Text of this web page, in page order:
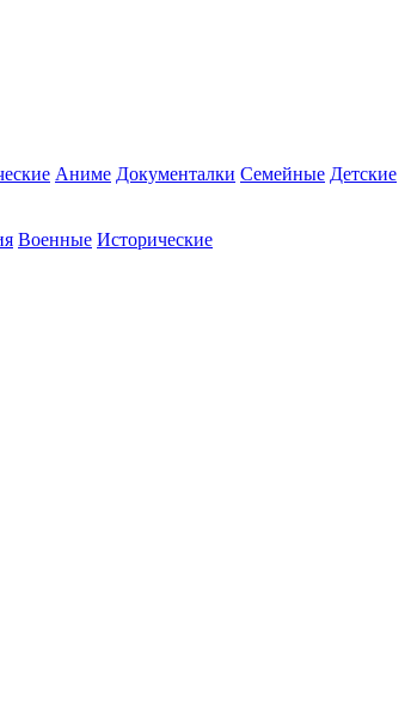
Аниме Документалки Семейные Детские
Военные Исторические